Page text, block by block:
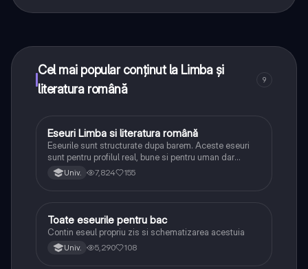
Cel mai popular conținut la Limba și
literatura română
9
Limba și literatura română
Eseuri Limba si literatura română
Eseurile sunt structurate dupa barem. Aceste eseuri
sunt pentru profilul real, bune si pentru uman dar
lipsesc relatiile dintre personaje si caracrerizarile.
Univ. 7,824 155
Limba și literatura română
Toate eseurile pentru bac
Contin eseul propriu zis si schematizarea acestuia
Univ. 5,290 108